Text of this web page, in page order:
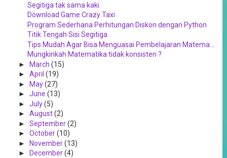
Segitiga tak sama kaki
Download Game Crazy Taxi
Program Sederhana Perhitungan Diskon dengan Python
Titik Tengah Sisi Segitiga
Tips Mudah Agar Bisa Menguasai Pembelajaran Matema...
Mungkinkah Matematika tidak konsisten ?
► March (15)
► April (19)
► May(27)
► June (13)
► July(5)
► August(2)
► September(2)
► October(10)
► November(13)
►
December(4)